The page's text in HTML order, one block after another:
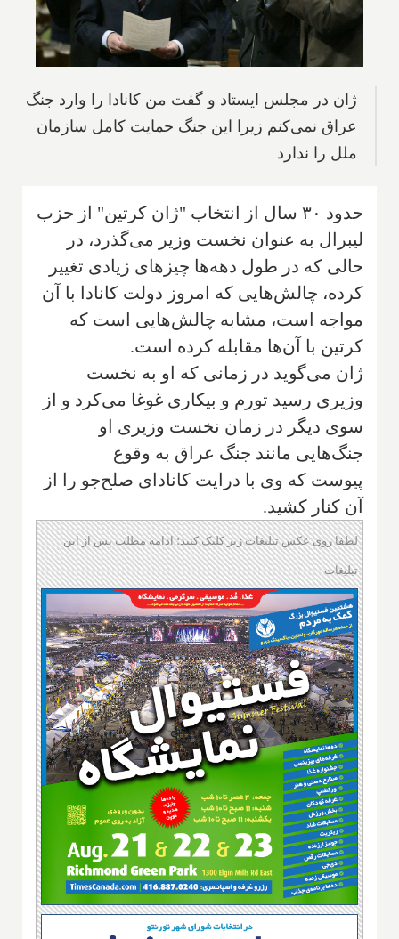
ژان در مجلس ایستاد و گفت من کانادا را وارد جنگ
عراق نمی‌کنم زیرا این جنگ حمایت کامل سازمان
ملل را ندارد
حدود ۳۰ سال از انتخاب "ژان کرتین" از حزب
لیبرال به عنوان نخست وزیر می‌گذرد، در
حالی که در طول دهه‌ها چیزهای زیادی تغییر
کرده، چالش‌هایی که امروز دولت کانادا با آن
مواجه است، مشابه چالش‌هایی است که
کرتین با آن‌ها مقابله کرده است.
ژان می‌گوید در زمانی که او به نخست
وزیری رسید تورم و بیکاری غوغا می‌کرد و از
سوی دیگر در زمان نخست وزیری او
جنگ‌هایی مانند جنگ عراق به وقوع
پیوست که وی با درایت کانادای صلح‌جو را از
آن کنار کشید.
لطفا روی عکس تبلیغات زیر کلیک کنید؛ ادامه مطلب پس از این
تبلیغات